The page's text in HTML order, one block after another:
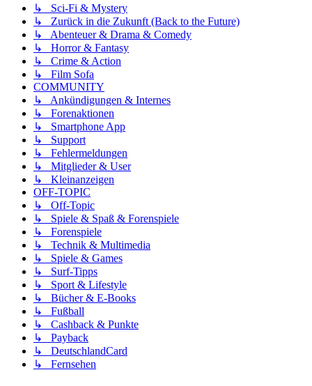
↳ Sci-Fi & Mystery
↳ Zurück in die Zukunft (Back to the Future)
↳ Abenteuer & Drama & Comedy
↳ Horror & Fantasy
↳ Crime & Action
↳ Film Sofa
COMMUNITY
↳ Ankündigungen & Internes
↳ Forenaktionen
↳ Smartphone App
↳ Support
↳ Fehlermeldungen
↳ Mitglieder & User
↳ Kleinanzeigen
OFF-TOPIC
↳ Off-Topic
↳ Spiele & Spaß & Forenspiele
↳ Forenspiele
↳ Technik & Multimedia
↳ Spiele & Games
↳ Surf-Tipps
↳ Sport & Lifestyle
↳ Bücher & E-Books
↳ Fußball
↳ Cashback & Punkte
↳ Payback
↳ DeutschlandCard
↳ Fernsehen